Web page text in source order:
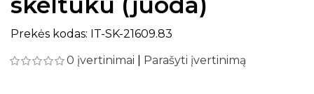
Prekės kodas: IT-SK-21609.83
0 įvertinimai
Parašyti įvertinimą